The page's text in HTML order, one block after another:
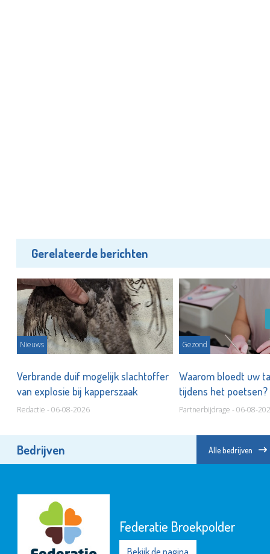
Gerelateerde berichten
Nieuws
Verbrande duif mogelijk slachtoffer
van explosie bij kapperszaak
Redactie - 06-08-2026
Gezond
Waarom bloedt uw
tijdens het poetsen?
Partnerbijdrage - 06-08-
Bedrijven Alle bedrijven
Federatie Broekpolder
Bekijk de pagina